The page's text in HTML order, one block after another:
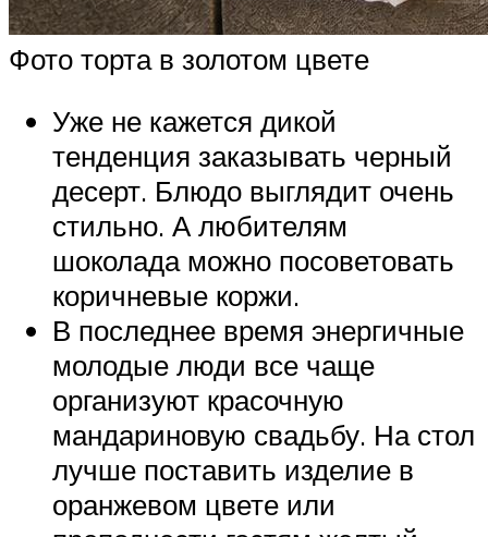
Фото торта в золотом цвете
Уже не кажется дикой
тенденция заказывать черный
десерт. Блюдо выглядит очень
стильно. А любителям
шоколада можно посоветовать
коричневые коржи.
В последнее время энергичные
молодые люди все чаще
организуют красочную
мандариновую свадьбу. На стол
лучше поставить изделие в
оранжевом цвете или